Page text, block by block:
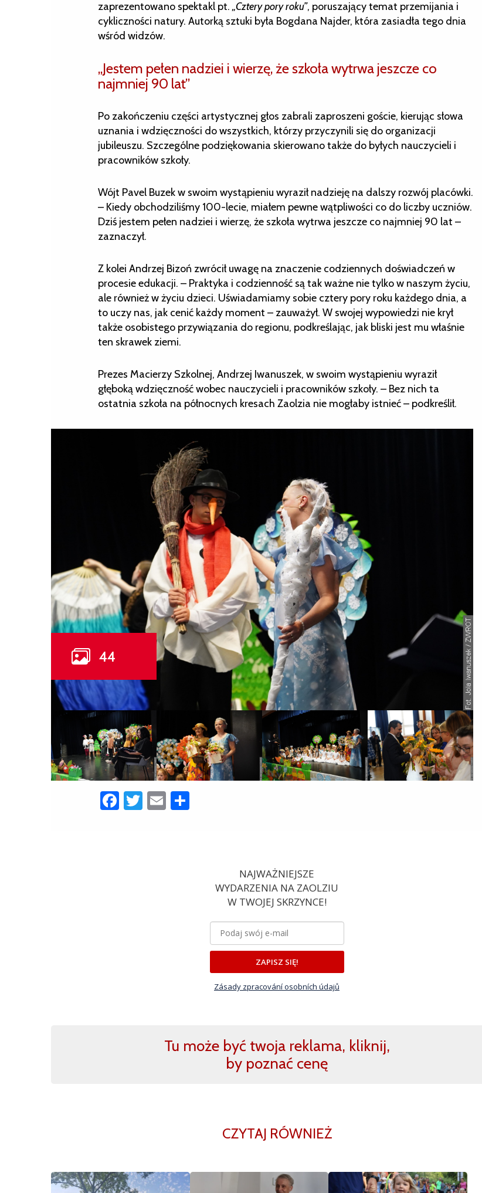
zaprezentowano spektakl pt. „Cztery pory roku”, poruszający temat przemijania i
cykliczności natury. Autorką sztuki była Bogdana Najder, która zasiadła tego dnia
wśród widzów.
„Jestem pełen nadziei i wierzę, że szkoła wytrwa jeszcze co
najmniej 90 lat”
Po zakończeniu części artystycznej głos zabrali zaproszeni goście, kierując słowa
uznania i wdzięczności do wszystkich, którzy przyczynili się do organizacji
jubileuszu. Szczególne podziękowania skierowano także do byłych nauczycieli i
pracowników szkoły.
Wójt Pavel Buzek w swoim wystąpieniu wyraził nadzieję na dalszy rozwój placówki.
– Kiedy obchodziliśmy 100-lecie, miałem pewne wątpliwości co do liczby uczniów.
Dziś jestem pełen nadziei i wierzę, że szkoła wytrwa jeszcze co najmniej 90 lat –
zaznaczył.
Z kolei Andrzej Bizoń zwrócił uwagę na znaczenie codziennych doświadczeń w
procesie edukacji. – Praktyka i codzienność są tak ważne nie tylko w naszym życiu,
ale również w życiu dzieci. Uświadamiamy sobie cztery pory roku każdego dnia, a
to uczy nas, jak cenić każdy moment – zauważył. W swojej wypowiedzi nie krył
także osobistego przywiązania do regionu, podkreślając, jak bliski jest mu właśnie
ten skrawek ziemi.
Prezes Macierzy Szkolnej, Andrzej Iwanuszek, w swoim wystąpieniu wyraził
głęboką wdzięczność wobec nauczycieli i pracowników szkoły. – Bez nich ta
ostatnia szkoła na północnych kresach Zaolzia nie mogłaby istnieć – podkreślił.
Facebook
Twitter
Email
NAJWAŻNIEJSZE
WYDARZENIA NA ZAOLZIU
W TWOJEJ SKRZYNCE!
ZAPISZ SIĘ!
Zásady zpracování osobních údajů
Tu może być twoja reklama, kliknij,
by poznać cenę
CZYTAJ RÓWNIEŻ